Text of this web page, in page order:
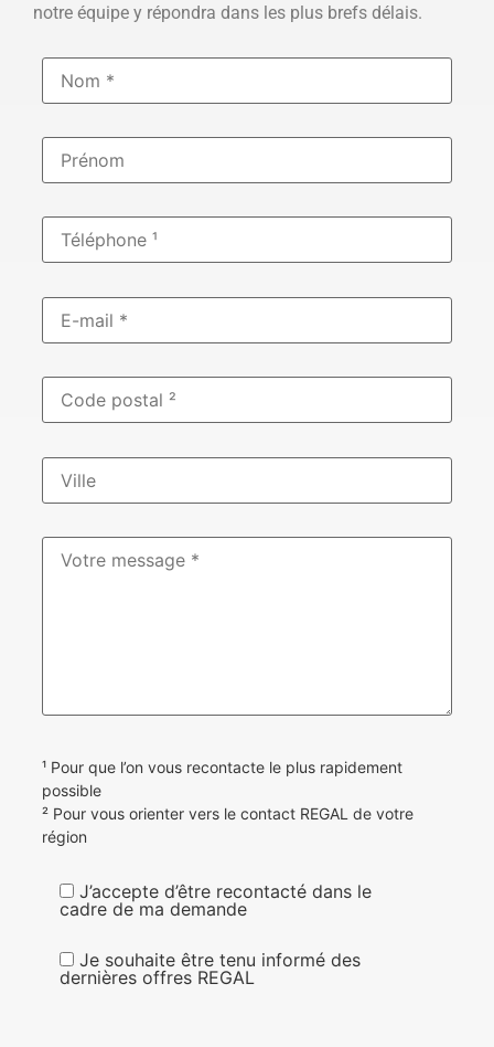
notre équipe y répondra dans les plus brefs délais.
¹ Pour que l’on vous recontacte le plus rapidement
possible
² Pour vous orienter vers le contact REGAL de votre
région
J’accepte d’être recontacté dans le
cadre de ma demande
Je souhaite être tenu informé des
dernières offres REGAL